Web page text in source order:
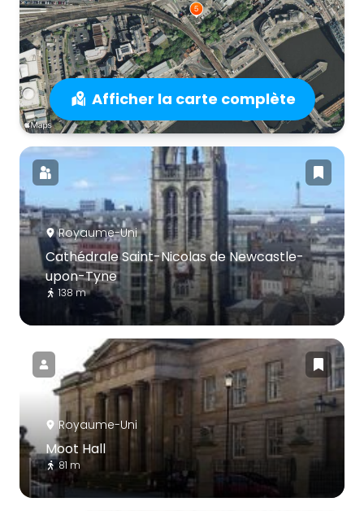
Afficher la carte complète
Royaume-Uni
Cathédrale Saint-Nicolas de Newcastle-
upon-Tyne
138 m
Royaume-Uni
Moot Hall
81 m